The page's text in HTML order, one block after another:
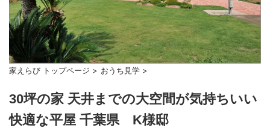
家えらび トップページ > おうち見学 >
30坪の家 天井までの大空間が気持ちいい
快適な平屋 千葉県 K様邸